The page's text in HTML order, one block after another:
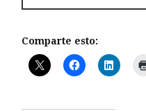
Comparte esto: